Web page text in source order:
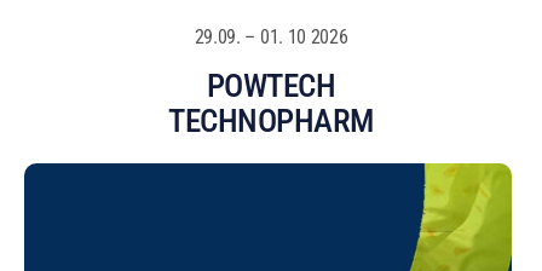
29.09. – 01. 10 2026
POWTECH
TECHNOPHARM